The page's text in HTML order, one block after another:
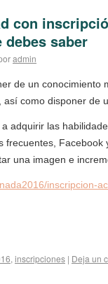
con
debes saber
admin
de un conocimiento
como disponer de
adquirir las
frecuentes,
una imagen e
inscripcion-
, inscripciones | Deja un